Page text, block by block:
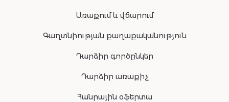
Առաքում և վճարում
Գաղտնիության քաղաքականություն
Դարձիր գործընկեր
Դարձիր առաքիչ
Հանրային օֆերտա